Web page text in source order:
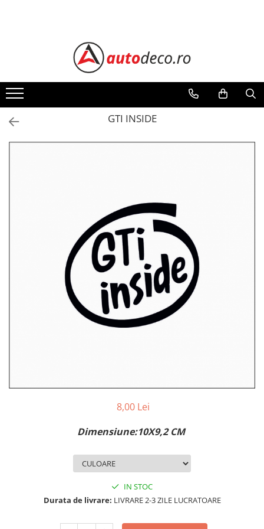
ALFA ROMEO
BMW
CHEVROLET
VOLVO
STICKERE PARBRIZ
STICKERE STALPI SI GEAM MIC
GTI INSIDE
8,00 Lei
Dimensiune:10X9,2 CM
IN STOC
Durata de livrare: LIVRARE 2-3 ZILE LUCRATOARE